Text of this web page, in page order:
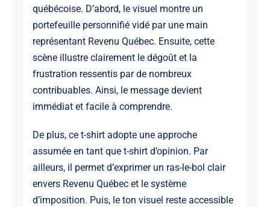
québécoise. D’abord, le visuel montre un
portefeuille personnifié vidé par une main
représentant Revenu Québec. Ensuite, cette
scène illustre clairement le dégoût et la
frustration ressentis par de nombreux
contribuables. Ainsi, le message devient
immédiat et facile à comprendre.
De plus, ce t-shirt adopte une approche
assumée en tant que t-shirt d’opinion. Par
ailleurs, il permet d’exprimer un ras-le-bol clair
envers Revenu Québec et le système
d’imposition. Puis, le ton visuel reste accessible